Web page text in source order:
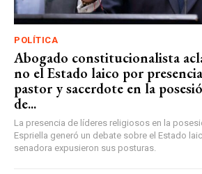
POLÍTICA
Abogado constitucionalista
no el Estado laico por
pastor y sacerdote en la
de...
La presencia de líderes religiosos en la
Espriella generó un debate sobre el Estado
senadora expusieron sus posturas.